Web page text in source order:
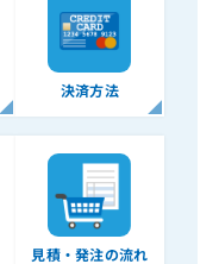
決済方法
見積・発注の流れ